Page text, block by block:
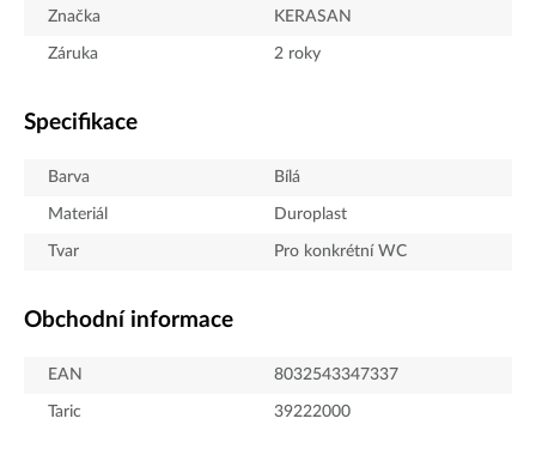
Značka KERASAN
Záruka 2 roky
Specifikace
Barva Bílá
Materiál Duroplast
Tvar Pro konkrétní WC
Obchodní informace
EAN 8032543347337
Taric 39222000